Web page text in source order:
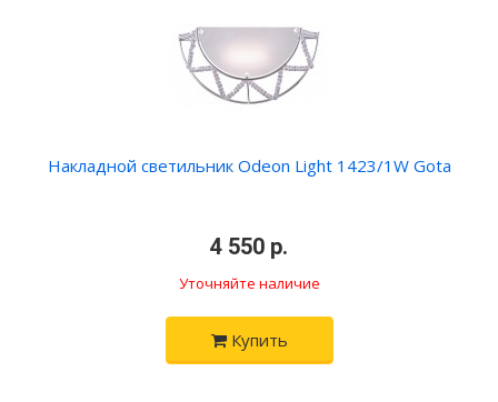
Накладной светильник Odeon Light 1423/1W Gota
4 550 р.
Уточняйте наличие
Купить